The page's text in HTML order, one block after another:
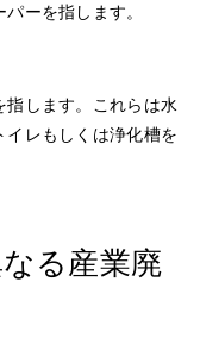
ーを指します。
します。これらは水
レもしくは浄化槽を
る産業廃